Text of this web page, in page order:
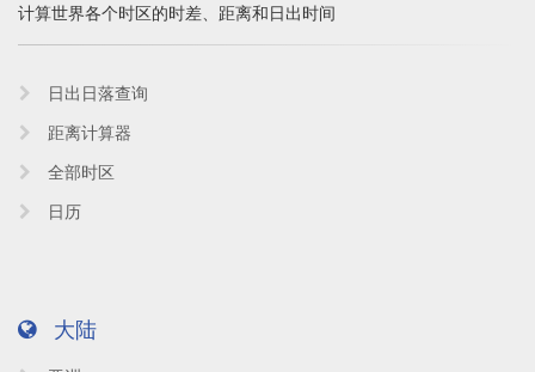
计算世界各个时区的时差、距离和日出时间
日出日落查询
距离计算器
全部时区
日历
大陆